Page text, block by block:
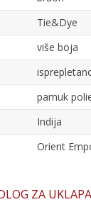
Tie&Dye
više boja
pamuk
Indija
Orient
ZA